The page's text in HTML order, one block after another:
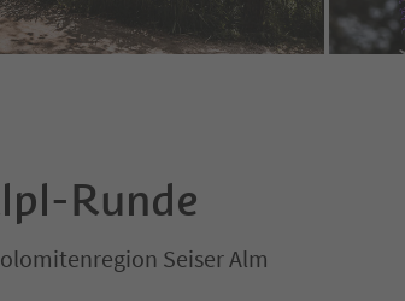
Runde
Seiser Alm